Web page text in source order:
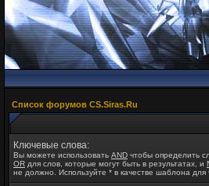
Список форумов CS.Siras.Ru
Ключевые слова:
Вы можете использовать AND чтобы определить
OR для слов, которые могут быть в результатах, и
не должно. Используйте * в качестве шаблона для